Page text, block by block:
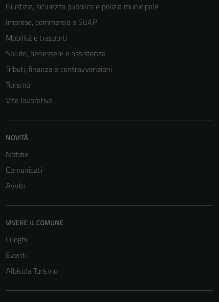
Giustizia, sicurezza pubblica e polizia municipale
Imprese, commercio e SUAP
Mobilità e trasporti
Salute, benessere e assistenza
Tributi, finanze e contravvenzioni
Turismo
Vita lavorativa
NOVITÀ
Notizie
Comunicati
Avvisi
VIVERE IL COMUNE
Luoghi
Eventi
Albisola Turismo